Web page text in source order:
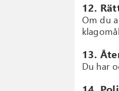
12.
Om du
13.
Du har